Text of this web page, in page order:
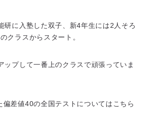
研に入塾した双子、新4年生には2人そろ
クラスからスタート。
ップして一番上のクラスで頑張っていま
偏差値40の全国テストについてはこちら